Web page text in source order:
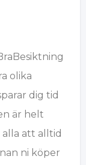
olika
dig tid
är helt
att alltid
ni köper